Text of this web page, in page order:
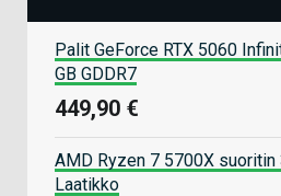
Palit GeForce RTX 5060
GB GDDR7
449,90 €
AMD Ryzen 7 5700X suoritin
Laatikko